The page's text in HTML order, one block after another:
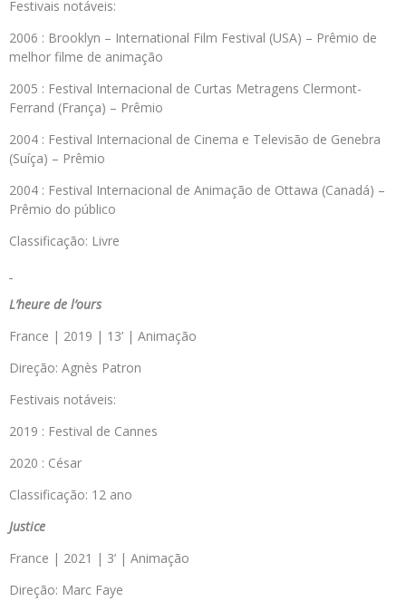
Festivais notáveis:
2006 : Brooklyn – International Film Festival (USA) – Prêmio de
melhor filme de animação
2005 : Festival Internacional de Curtas Metragens Clermont-
Ferrand (França) – Prêmio
2004 : Festival Internacional de Cinema e Televisão de Genebra
(Suíça) – Prêmio
2004 : Festival Internacional de Animação de Ottawa (Canadá) –
Prêmio do público
Classificação: Livre
L’heure de l’ours
France | 2019 | 13’ | Animação
Direção: Agnès Patron
Festivais notáveis:
2019 : Festival de Cannes
2020 : César
Classificação: 12 ano
Justice
France | 2021 | 3’ | Animação
Direção: Marc Faye